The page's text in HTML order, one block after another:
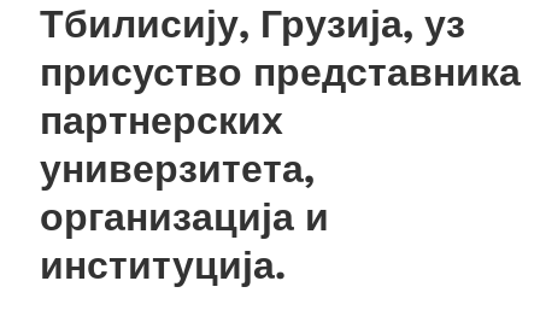
Тбилисију, Грузија, уз
присуство представника
партнерских
универзитета,
организација и
институција.